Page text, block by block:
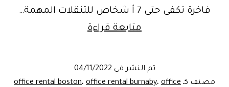
فاخرة تكفى حتى 7 أ شخاص للتنقلات المهمة…
متابعة قراءةايجار
كرنفال
عائليه
تم النشر في 04/11/2022
مصنف كـ
office rental boston، office rental burnaby، office